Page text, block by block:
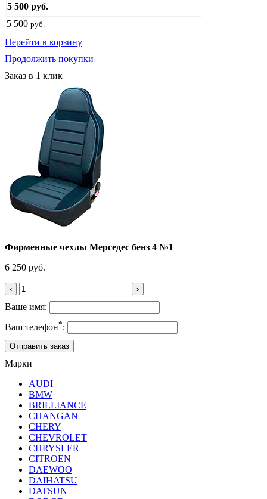
5 500 руб.
5 500 руб.
Перейти в корзину
Продолжить покупки
Заказ в 1 клик
Фирменные чехлы Мерседес бенз 4 №1
6 250 руб.
‹ ›
Ваше имя:
Ваш телефон*:
Марки
AUDI
BMW
BRILLIANCE
CHANGAN
CHERY
CHEVROLET
CHRYSLER
CITROEN
DAEWOO
DAIHATSU
DATSUN